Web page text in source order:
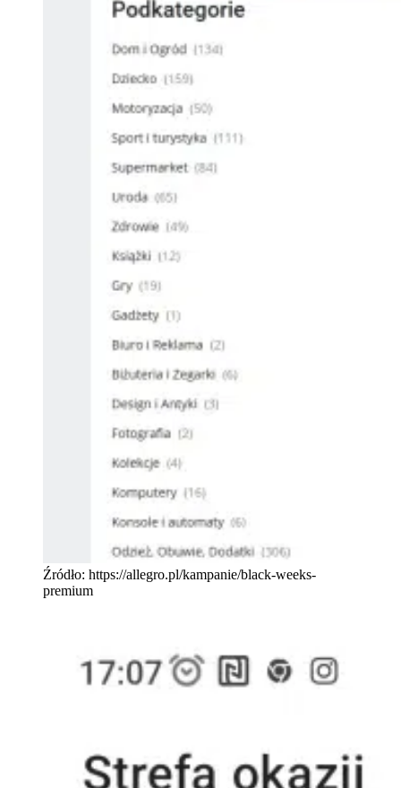
Źródło: https://allegro.pl/kampanie/black-weeks-
premium